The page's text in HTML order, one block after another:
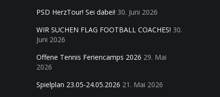
PSD HerzTour! Sei dabei! 30. Juni 2026
WIR SUCHEN FLAG FOOTBALL COACHES! 30.
Juni 2026
Offene Tennis Feriencamps 2026 29. Mai
2026
Spielplan 23.05-24.05.2026 21. Mai 2026